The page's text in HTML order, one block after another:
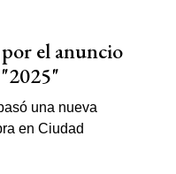
por el anuncio